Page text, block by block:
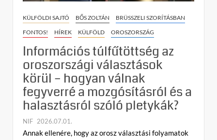
KÜLFÖLDI SAJTÓ BŐS ZOLTÁN
BRÜSSZELI SZORÍTÁSBAN
FONTOS!
HÍREK KÜLFÖLD OROSZORSZÁG
Információs túlfűtöttség az
oroszországi választások
körül – hogyan válnak
fegyverré a mozgósításról és a
halasztásról szóló pletykák?
NIF 2026.07.01.
o
Annak ellenére, hogy az orosz választási folyamatok